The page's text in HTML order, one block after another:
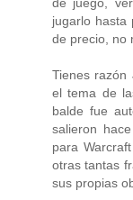
jugarlo hasta
de precio, no
Tienes razón
el tema de
balde fue
salieron
para
otras tantas
sus propias